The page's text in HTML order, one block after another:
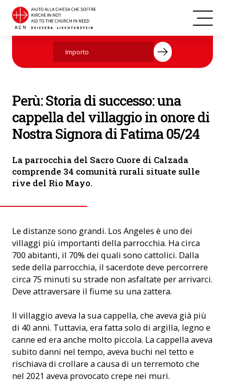
Perù
Aiutate ora con la vostra donazione.
Perù: Storia di successo: una
cappella del villaggio in onore di
Nostra Signora di Fatima 05/24
La parrocchia del Sacro Cuore di Calzada
comprende 34 comunità rurali situate sulle
rive del Rio Mayo.
Le distanze sono grandi. Los Angeles è uno dei
villaggi più importanti della parrocchia. Ha circa
700 abitanti, il 70% dei quali sono cattolici. Dalla
sede della parrocchia, il sacerdote deve percorrere
circa 75 minuti su strade non asfaltate per arrivarci.
Deve attraversare il fiume su una zattera.
Il villaggio aveva la sua cappella, che aveva già più
di 40 anni. Tuttavia, era fatta solo di argilla, legno e
canne ed era anche molto piccola. La cappella aveva
subito danni nel tempo, aveva buchi nel tetto e
rischiava di crollare a causa di un terremoto che
nel 2021 aveva provocato crepe nei muri.